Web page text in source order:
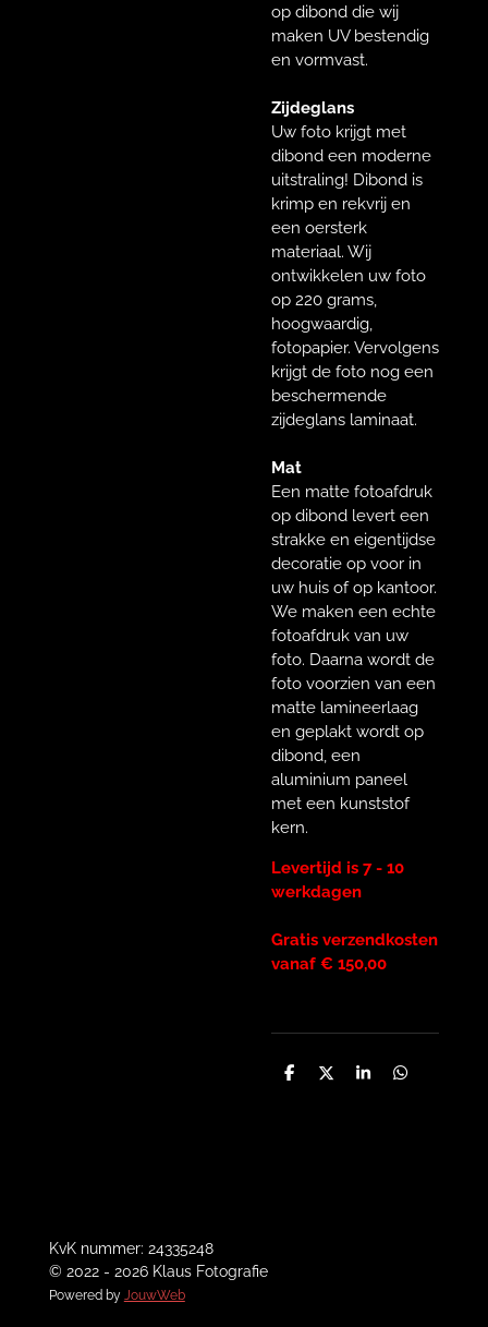
op dibond die wij
maken UV bestendig
en vormvast.
Zijdeglans
Uw foto krijgt met
dibond een moderne
uitstraling! Dibond is
krimp en rekvrij en
een oersterk
materiaal. Wij
ontwikkelen uw foto
op 220 grams,
hoogwaardig,
fotopapier. Vervolgens
krijgt de foto nog een
beschermende
zijdeglans laminaat.
Mat
Een matte fotoafdruk
op dibond levert een
strakke en eigentijdse
decoratie op voor in
uw huis of op kantoor.
We maken een echte
fotoafdruk van uw
foto. Daarna wordt de
foto voorzien van een
matte lamineerlaag
en geplakt wordt op
dibond, een
aluminium paneel
met een kunststof
kern.
Levertijd is 7 - 10
werkdagen
Gratis verzendkosten
vanaf € 150,00
D
D
S
D
KvK nummer: 24335248
© 2022 - 2026 Klaus Fotografie
Powered by JouwWeb